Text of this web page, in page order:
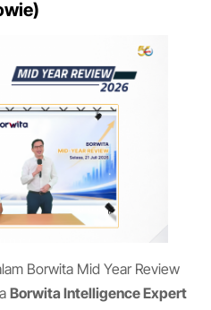
Borwita Mid Year Review
Borwita Intelligence Expert